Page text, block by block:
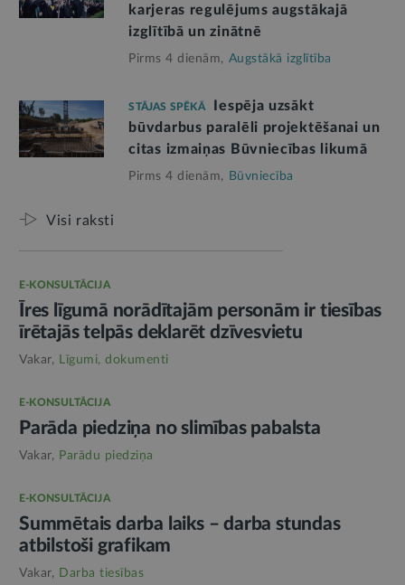
karjeras regulējums augstākajā
izglītībā un zinātnē
Pirms 4 dienām, Augstākā izglītība
STĀJAS SPĒKĀ
Iespēja uzsākt
būvdarbus paralēli projektēšanai un
citas izmaiņas Būvniecības likumā
Pirms 4 dienām, Būvniecība
Visi raksti
E-KONSULTĀCIJA
Īres līgumā norādītajām personām ir tiesības
īrētajās telpās deklarēt dzīvesvietu
Vakar, Līgumi, dokumenti
E-KONSULTĀCIJA
Parāda piedziņa no slimības pabalsta
Vakar, Parādu piedziņa
E-KONSULTĀCIJA
Summētais darba laiks – darba stundas
atbilstoši grafikam
Vakar, Darba tiesības